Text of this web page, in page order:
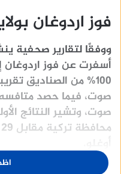
فوز اردوغان
ووفقًا لتقارير صحفية